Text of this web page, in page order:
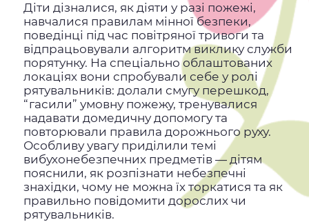
Діти дізналися, як діяти у разі пожежі,
навчалися правилам мінної безпеки,
поведінці під час повітряної тривоги та
відпрацьовували алгоритм виклику служби
порятунку. На спеціально облаштованих
локаціях вони спробували себе у ролі
рятувальників: долали смугу перешкод,
“гасили” умовну пожежу, тренувалися
надавати домедичну допомогу та
повторювали правила дорожнього руху.
Особливу увагу приділили темі
вибухонебезпечних предметів — дітям
пояснили, як розпізнати небезпечні
знахідки, чому не можна їх торкатися та як
правильно повідомити дорослих чи
рятувальників.